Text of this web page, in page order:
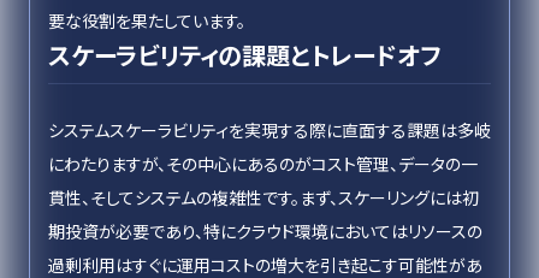
要な役割を果たしています。
スケーラビリティの課題とトレードオフ
システムスケーラビリティを実現する際に直面する課題は多岐
にわたりますが、その中心にあるのがコスト管理、データの一
貫性、そしてシステムの複雑性です。まず、スケーリングには初
期投資が必要であり、特にクラウド環境においてはリソースの
過剰利用はすぐに運用コストの増大を引き起こす可能性があ